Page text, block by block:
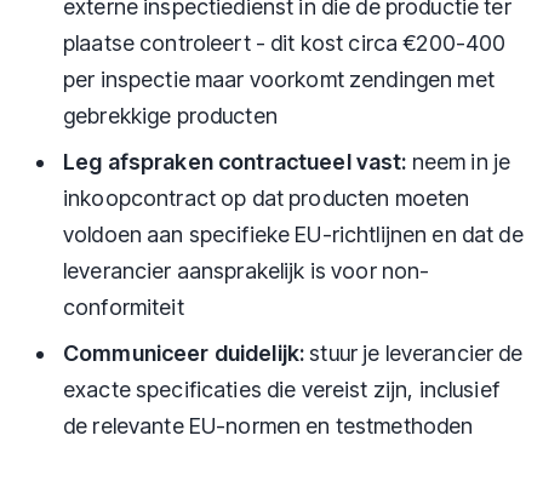
externe inspectiedienst in die de productie ter
plaatse controleert - dit kost circa €200-400
per inspectie maar voorkomt zendingen met
gebrekkige producten
Leg afspraken contractueel vast: neem in je
inkoopcontract op dat producten moeten
voldoen aan specifieke EU-richtlijnen en dat de
leverancier aansprakelijk is voor non-
conformiteit
Communiceer duidelijk:stuur je leverancier de
exacte specificaties die vereist zijn, inclusief
de relevante EU-normen en testmethoden